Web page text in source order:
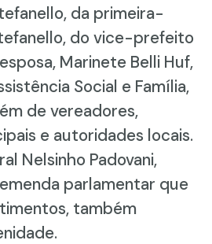
da primeira-
do vice-prefeito
Marinete Belli Huf,
Social e Família,
de vereadores,
e autoridades locais.
Nelsinho Padovani,
parlamentar que
também